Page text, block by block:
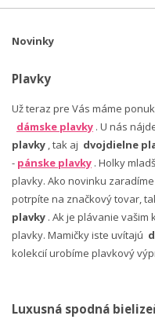
Novinky
Plavky
Už teraz pre Vás máme
dámske plavky . U nás
plavky , tak aj dvojdielne
- pánske plavky . Holky
plavky. Ako novinku
potrpíte na značkový tovar,
plavky . Ak je plávanie
plavky. Mamičky iste uvítajú
kolekcií urobíme plavkový
Luxusná spodná